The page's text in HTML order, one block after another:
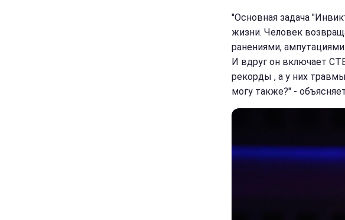
"Основная задача
жизни. Человек
ранениями,
И вдруг он включает
рекорды , а у них
могу также?" -